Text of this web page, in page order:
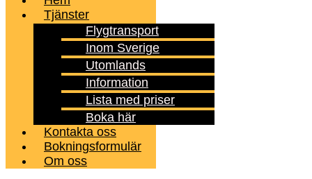
Tjänster
Flygtransport
Inom Sverige
Utomlands
Information
Lista med priser
Boka här
Kontakta oss
Bokningsformulär
Om oss